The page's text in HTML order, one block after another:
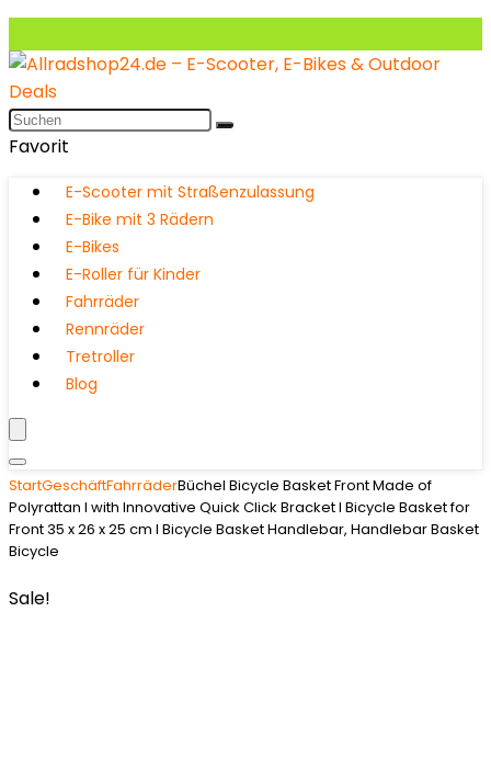
Favorit
E-Scooter mit Straßenzulassung
E-Bike mit 3 Rädern
E-Bikes
E-Roller für Kinder
Fahrräder
Rennräder
Tretroller
Blog
StartGeschäftFahrräderBüchel Bicycle Basket Front Made of
Polyrattan I with Innovative Quick Click Bracket I Bicycle Basket for
Front 35 x 26 x 25 cm I Bicycle Basket Handlebar, Handlebar Basket
Bicycle
Sale!